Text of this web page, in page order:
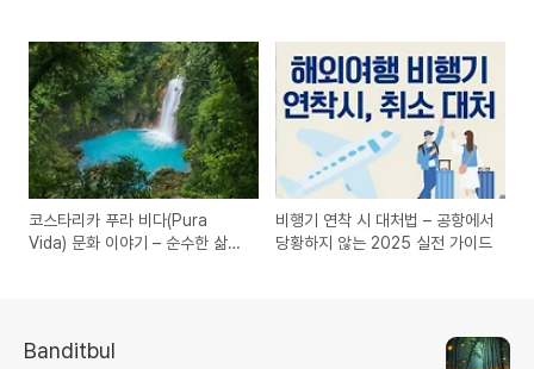
코스타리카 푸라 비다(Pura
Vida) 문화 이야기 – 순수한 삶의
비행기 연착 시 대처법 – 공항에서
당황하지 않는 2025 실전 가이드
Banditbul